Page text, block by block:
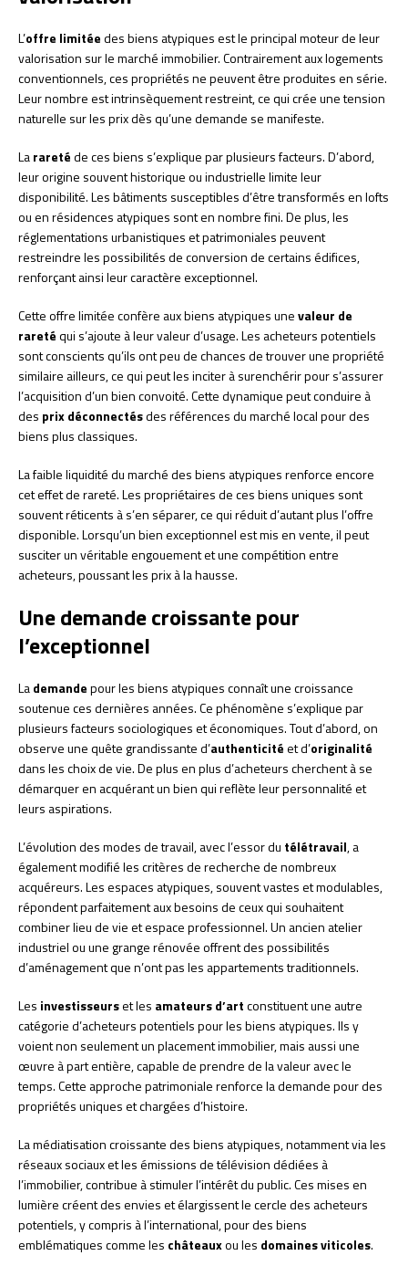
L’offre limitéedes biens atypiques est le principal moteur de leur
valorisation sur le marché immobilier. Contrairement aux logements
conventionnels, ces propriétés ne peuvent être produites en série.
Leur nombre est intrinsèquement restreint, ce qui crée une tension
naturelle sur les prix dès qu’une demande se manifeste.
Lararetéde ces biens s’explique par plusieurs facteurs. D’abord,
leur origine souvent historique ou industrielle limite leur
disponibilité. Les bâtiments susceptibles d’être transformés en lofts
ou en résidences atypiques sont en nombre fini. De plus, les
réglementations urbanistiques et patrimoniales peuvent
restreindre les possibilités de conversion de certains édifices,
renforçant ainsi leur caractère exceptionnel.
Cette offre limitée confère aux biens atypiques unevaleur de
raretéqui s’ajoute à leur valeur d’usage. Les acheteurs potentiels
sont conscients qu’ils ont peu de chances de trouver une propriété
similaire ailleurs, ce qui peut les inciter à surenchérir pour s’assurer
l’acquisition d’un bien convoité. Cette dynamique peut conduire à
des prix déconnectésdes références du marché local pour des
biens plus classiques.
La faible liquidité du marché des biens atypiques renforce encore
cet effet de rareté. Les propriétaires de ces biens uniques sont
souvent réticents à s’en séparer, ce qui réduit d’autant plus l’offre
disponible. Lorsqu’un bien exceptionnel est mis en vente, il peut
susciter un véritable engouement et une compétition entre
acheteurs, poussant les prix à la hausse.
Une demande croissante pour
l’exceptionnel
Lademandepour les biens atypiques connaît une croissance
soutenue ces dernières années. Ce phénomène s’explique par
plusieurs facteurs sociologiques et économiques. Tout d’abord, on
observe une quête grandissante d’authenticitéet d’originalité
dans les choix de vie. De plus en plus d’acheteurs cherchent à se
démarquer en acquérant un bien qui reflète leur personnalité et
leurs aspirations.
L’évolution des modes de travail, avec l’essor du télétravail, a
également modifié les critères de recherche de nombreux
acquéreurs. Les espaces atypiques, souvent vastes et modulables,
répondent parfaitement aux besoins de ceux qui souhaitent
combiner lieu de vie et espace professionnel. Un ancien atelier
industriel ou une grange rénovée offrent des possibilités
d’aménagement que n’ont pas les appartements traditionnels.
Les investisseurset les amateurs d’artconstituent une autre
catégorie d’acheteurs potentiels pour les biens atypiques. Ils y
voient non seulement un placement immobilier, mais aussi une
œuvre à part entière, capable de prendre de la valeur avec le
temps. Cette approche patrimoniale renforce la demande pour des
propriétés uniques et chargées d’histoire.
La médiatisation croissante des biens atypiques, notamment via les
réseaux sociaux et les émissions de télévision dédiées à
l’immobilier, contribue à stimuler l’intérêt du public. Ces mises en
lumière créent des envies et élargissent le cercle des acheteurs
potentiels, y compris à l’international, pour des biens
emblématiques comme les châteauxou les domaines viticoles.